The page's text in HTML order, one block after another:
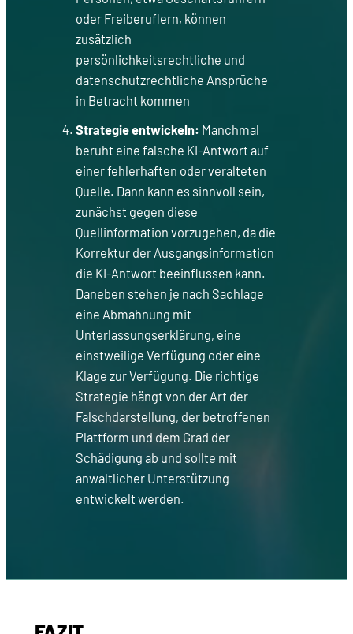
oder Freiberuflern, können
zusätzlich
persönlichkeitsrechtliche und
datenschutzrechtliche Ansprüche
in Betracht kommen
Strategie entwickeln: Manchmal
beruht eine falsche KI-Antwort auf
einer fehlerhaften oder veralteten
Quelle. Dann kann es sinnvoll sein,
zunächst gegen diese
Quellinformation vorzugehen, da die
Korrektur der Ausgangsinformation
die KI-Antwort beeinflussen kann.
Daneben stehen je nach Sachlage
eine Abmahnung mit
Unterlassungserklärung, eine
einstweilige Verfügung oder eine
Klage zur Verfügung. Die richtige
Strategie hängt von der Art der
Falschdarstellung, der betroffenen
Plattform und dem Grad der
Schädigung ab und sollte mit
anwaltlicher Unterstützung
entwickelt werden.